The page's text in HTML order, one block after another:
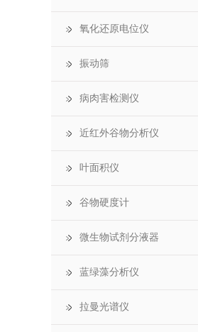
氧化还原电位仪
振动筛
病肉害检测仪
近红外谷物分析仪
叶面积仪
谷物硬度计
微生物试剂分液器
蓝绿藻分析仪
拉曼光谱仪